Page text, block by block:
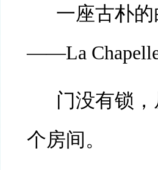
一座古朴
——La
门没有锁
个房间。